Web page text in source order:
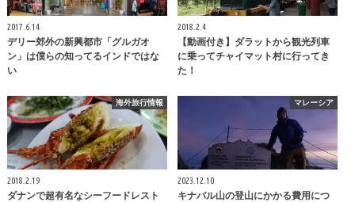
2017.6.14
デリー郊外の新興都市「グルガオ
ン」は僕らの知ってるインドではな
い
2018.2.4
【動画付き】ダラットから観光列車
に乗ってチャイマット村に行ってき
た！
海外旅行情報
2018.2.19
ダナンで超有名なシーフードレスト
マレーシア
2023.12.10
キナバル山の登山にかかる費用につ